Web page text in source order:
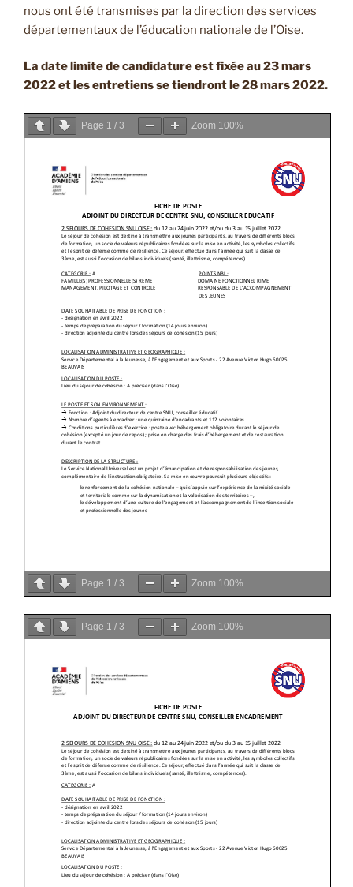
nous ont été transmises par la direction des services
départementaux de l’éducation nationale de l’Oise.
La date limite de candidature est fixée au 23 mars
2022 et les entretiens se tiendront le 28 mars 2022.
Page 1 / 3 Zoom 100%
Page 1 / 3 Zoom 100%
Page 1 / 3 Zoom 100%